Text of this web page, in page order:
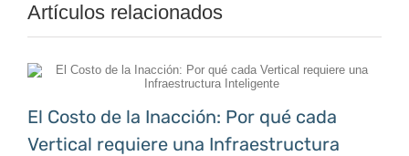
Artículos relacionados
El Costo de la Inacción: Por qué cada
Vertical requiere una Infraestructura